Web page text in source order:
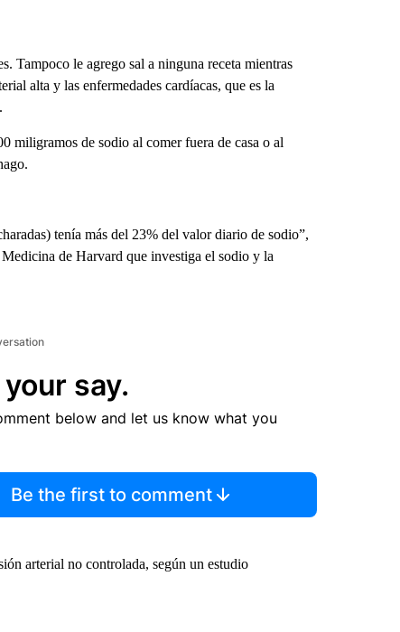
Tampoco le agrego sal a ninguna receta mientras
alta y las enfermedades cardíacas, que es la
miligramos de sodio al comer fuera de casa o al
tenía más del 23% del valor diario de sodio”,
de Harvard que investiga el sodio y la
say.
below and let us know what you
Be the first to comment
arterial no controlada, según un estudio